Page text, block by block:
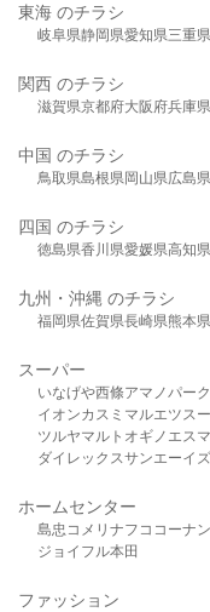
東海 のチラシ
岐阜県静岡県愛知県三重県
関西 のチラシ
滋賀県京都府大阪府兵庫県
中国 のチラシ
鳥取県島根県岡山県広島県
四国 のチラシ
徳島県香川県愛媛県高知県
九州・沖縄 のチラシ
福岡県佐賀県長崎県熊本県
スーパー
いなげや西條アマノパー
イオンカスミ マルエツス
ツルヤマルト オギノ エス
ダイレックスサンエーイ
ホームセンター
島忠 コメリ ナフコ コーナン
ジョイフル本田
ファッション